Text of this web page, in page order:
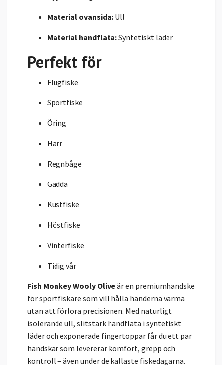
Material ovansida: Ull
Material handflata:Syntetiskt läder
Perfekt för
Flugfiske
Sportfiske
Öring
Harr
Regnbåge
Gädda
Kustfiske
Höstfiske
Vinterfiske
Tidig vår
Fish Monkey Wooly Oliveär en premiumhandske
för sportfiskare som vill hålla händerna varma
utan att förlora precisionen. Med naturligt
isolerande ull, slitstark handflata i syntetiskt
läder och exponerade fingertoppar får du ett par
handskar som levererar komfort, grepp och
kontroll – även under de kallaste fiskedagarna.